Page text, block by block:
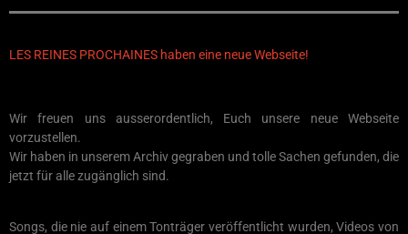
LES REINES PROCHAINES haben eine neue Webseite!
Wir freuen uns ausserordentlich, Euch unsere neue Webseite
vorzustellen.
Wir haben in unserem Archiv gegraben und tolle Sachen gefunden, die
jetzt für alle zugänglich sind.
Songs, die nie auf einem Tonträger veröffentlicht wurden, Videos von